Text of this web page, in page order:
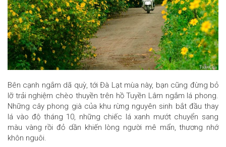
Bên cạnh ngắm dã quỳ, tới Đà Lạt mùa này, bạn cũng đừng bỏ
lỡ trải nghiệm chèo thuyền trên hồ Tuyền Lâm ngắm lá phong.
Những cây phong già của khu rừng nguyên sinh bắt đầu thay
lá vào độ tháng 10, những chiếc lá xanh mướt chuyển sang
màu vàng rồi đỏ dần khiến lòng người mê mẩn, thương nhớ
khôn nguôi.